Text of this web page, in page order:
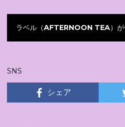
投ラベル（AFTERNOON TEA）
SNS
シェア